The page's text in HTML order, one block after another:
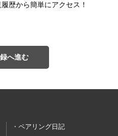
歴から簡単にアクセス！
へ進む
ペアリング日記